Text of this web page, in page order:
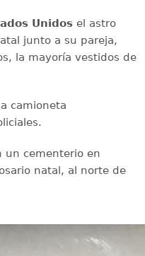
Unidosel astro
junto a su pareja,
la mayoría vestidos de
camioneta
un cementerio en
natal, al norte de